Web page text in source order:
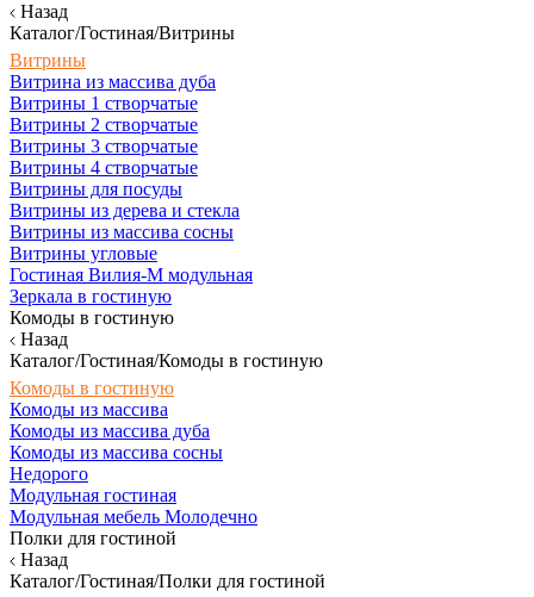
Назад
Каталог/Гостиная/Витрины
Витрины
Витрина из массива дуба
Витрины 1 створчатые
Витрины 2 створчатые
Витрины 3 створчатые
Витрины 4 створчатые
Витрины для посуды
Витрины из дерева и стекла
Витрины из массива сосны
Витрины угловые
Гостиная Вилия-М модульная
Зеркала в гостиную
Комоды в гостиную
Назад
Каталог/Гостиная/Комоды в гостиную
Комоды в гостиную
Комоды из массива
Комоды из массива дуба
Комоды из массива сосны
Недорого
Модульная гостиная
Модульная мебель Молодечно
Полки для гостиной
Назад
Каталог/Гостиная/Полки для гостиной